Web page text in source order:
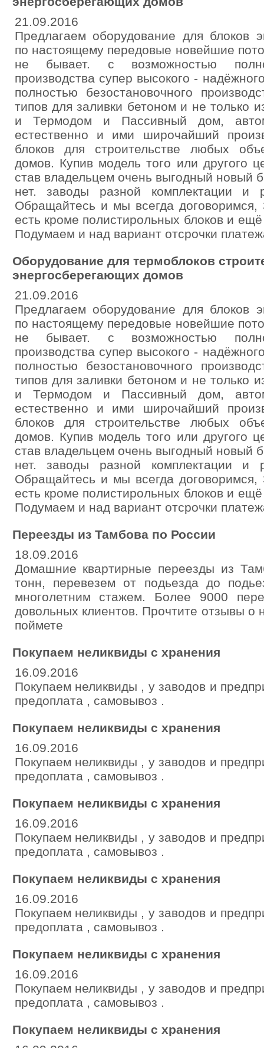
21.09.2016
Предлагаем оборудование для блоков
по настоящему передовые новейшие
не бывает. с возможностью
производства супер высокого -
полностью безостановочного
типов для заливки бетоном и не только
и Термодом и Пассивный дом,
естественно и ими широчайший
блоков для строительстве любых
домов. Купив модель того или другого
став владельцем очень выгодный новый
нет. заводы разной комплектации и
Обращайтесь и мы всегда
есть кроме полистирольных блоков и
Подумаем и над вариант отсрочки
Оборудование для термоблоков
энергосберегающих домов
21.09.2016
Предлагаем оборудование для блоков
по настоящему передовые новейшие
не бывает. с возможностью
производства супер высокого -
полностью безостановочного
типов для заливки бетоном и не только
и Термодом и Пассивный дом,
естественно и ими широчайший
блоков для строительстве любых
домов. Купив модель того или другого
став владельцем очень выгодный новый
нет. заводы разной комплектации и
Обращайтесь и мы всегда
есть кроме полистирольных блоков и
Подумаем и над вариант отсрочки
Переезды из Тамбова по России
18.09.2016
Домашние квартирные переезды из
тонн, перевезем от подьезда до
многолетним стажем. Более 9000
довольных клиентов. Прочтите отзывы о
поймете
Покупаем неликвиды с хранения
16.09.2016
Покупаем неликвиды , у заводов и
предоплата , самовывоз .
Покупаем неликвиды с хранения
16.09.2016
Покупаем неликвиды , у заводов и
предоплата , самовывоз .
Покупаем неликвиды с хранения
16.09.2016
Покупаем неликвиды , у заводов и
предоплата , самовывоз .
Покупаем неликвиды с хранения
16.09.2016
Покупаем неликвиды , у заводов и
предоплата , самовывоз .
Покупаем неликвиды с хранения
16.09.2016
Покупаем неликвиды , у заводов и
предоплата , самовывоз .
Покупаем неликвиды с хранения